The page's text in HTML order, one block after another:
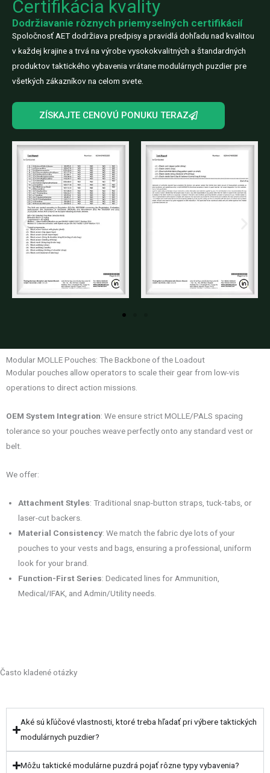
Certifikácia kvality
Dodržiavanie rôznych priemyselných certifikácií
Spoločnosť AET dodržiava predpisy a pravidlá dohľadu nad kvalitou
v každej krajine a trvá na výrobe vysokokvalitných a štandardných
produktov taktického vybavenia vrátane modulárnych puzdier pre
všetkých zákazníkov na celom svete.
ZÍSKAJTE CENOVÚ PONUKU TERAZ
Modular MOLLE Pouches: The Backbone of the Loadout
Modular pouches allow operators to scale their gear from low-vis
operations to direct action missions.
OEM System Integration: We ensure strict MOLLE/PALS spacing
tolerance so your pouches weave perfectly onto any standard vest or
belt.
We offer:
Attachment Styles: Traditional snap-button straps, tuck-tabs, or
laser-cut backers.
Material Consistency: We match the fabric dye lots of your
pouches to your vests and bags, ensuring a professional, uniform
look for your brand.
Function-First Series: Dedicated lines for Ammunition,
Medical/IFAK, and Admin/Utility needs.
Často kladené otázky
Aké sú kľúčové vlastnosti, ktoré treba hľadať pri výbere taktických
modulárnych puzdier?
Môžu taktické modulárne puzdrá pojať rôzne typy vybavenia?